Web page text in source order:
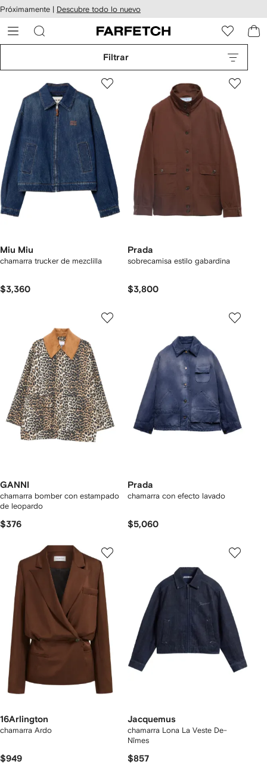
al
Próximamente | Descubre todo lo nuevo
Filtrar
Miu Miu
chamarra trucker de mezclilla
$3,360
Prada
sobrecamisa estilo gabardina
$3,800
GANNI
chamarra bomber con estampado
de leopardo
$376
Prada
chamarra con efecto lavado
$5,060
16Arlington
chamarra Ardo
$949
Jacquemus
chamarra Lona La Veste De-
Nîmes
$857